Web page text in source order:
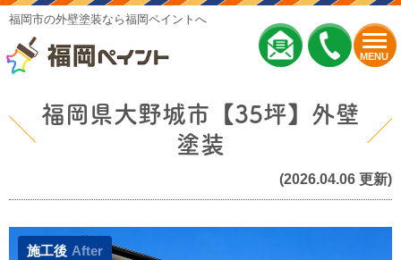
MENU
福岡市の外壁塗装なら福岡ペイントへ
福岡県大野城市【35坪】外壁
塗装
(2026.04.06 更新)
施工後 After